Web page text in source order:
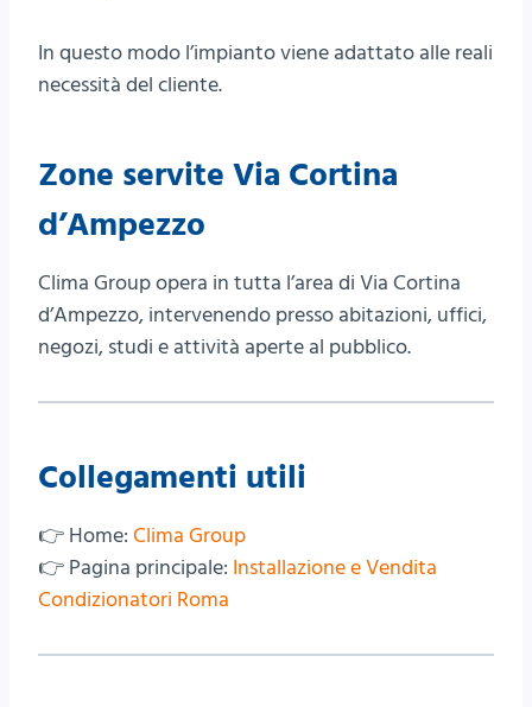
In questo modo l’impianto viene adattato alle reali
necessità del cliente.
Zone servite Via Cortina
d’Ampezzo
Clima Group opera in tutta l’area di Via Cortina
d’Ampezzo, intervenendo presso abitazioni, uffici,
negozi, studi e attività aperte al pubblico.
Collegamenti utili
👉 Home: Clima Group
👉 Pagina principale: Installazione e Vendita
Condizionatori Roma